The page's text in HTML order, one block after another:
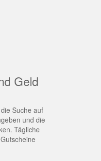
Geld
Suche auf
und die
Tägliche